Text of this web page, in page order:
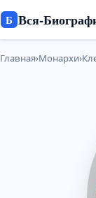
Б Вся-
Главная›Монархи›